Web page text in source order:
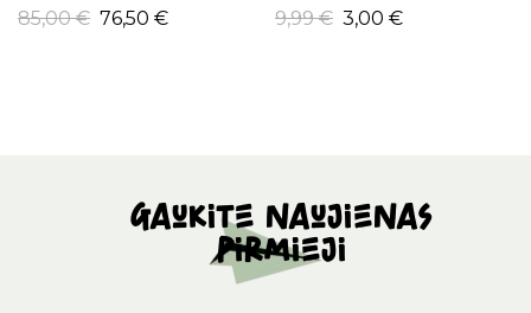
85,00€ 76,50 € 9,99€ 3,00 €
Gaukite naujienas
pirmieji